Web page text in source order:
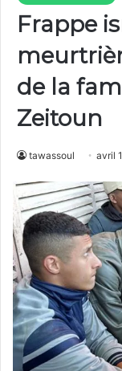
Frappe
de la
Zeitoun
tawassoul avril